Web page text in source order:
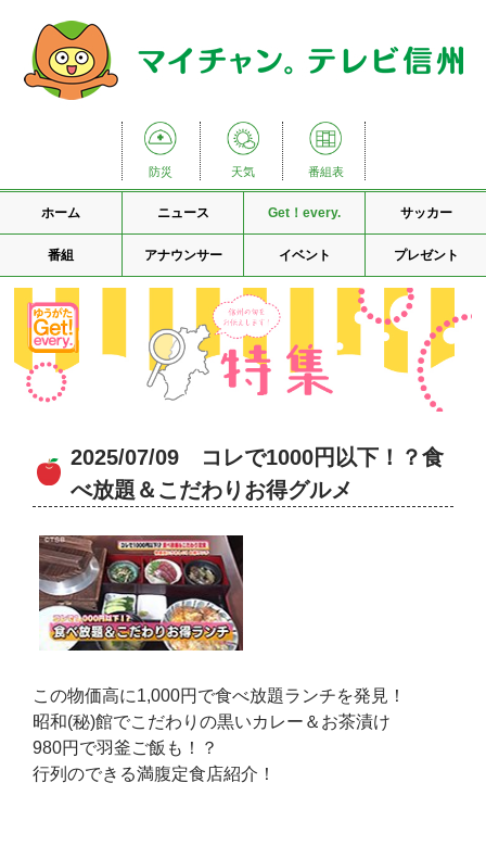
防災 天気 番組表
ホーム ニュース Get！every. サッカー
番組 アナウンサー イベント プレゼント
2025/07/09 コレで1000円以下！？食
べ放題＆こだわりお得グルメ
この物価高に1,000円で食べ放題ランチを発見！
昭和(秘)館でこだわりの黒いカレー＆お茶漬け
980円で羽釜ご飯も！？
行列のできる満腹定食店紹介！